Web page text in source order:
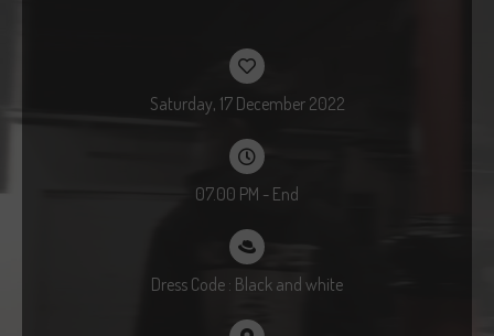
Saturday, 17 December 2022
07.00 PM - End
Dress Code : Black and white